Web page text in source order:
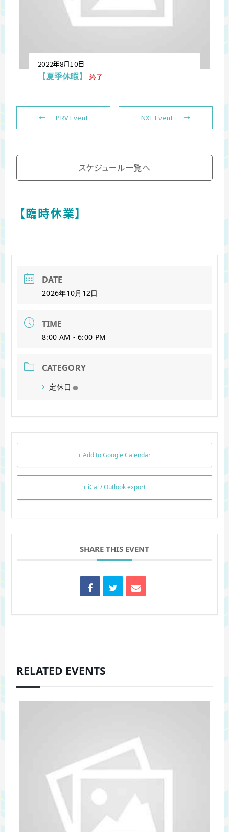
2022年8月10日
【夏季休暇】 終了
PRV Event NXT Event
スケジュール一覧へ
【臨時休業】
DATE
2026年10月12日
TIME
8:00 AM - 6:00 PM
CATEGORY
定休日
+ Add to Google Calendar
+ iCal / Outlook export
SHARE THIS EVENT
RELATED EVENTS